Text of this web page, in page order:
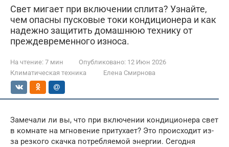
Свет мигает при включении сплита? Узнайте,
чем опасны пусковые токи кондиционера и как
надежно защитить домашнюю технику от
преждевременного износа.
На чтение: 7 мин Опубликовано: 12 Июн 2026
Климатическая техника
Елена Смирнова
Замечали ли вы, что при включении кондиционера свет
в комнате на мгновение притухает? Это происходит из-
за резкого скачка потребляемой энергии. Сегодня